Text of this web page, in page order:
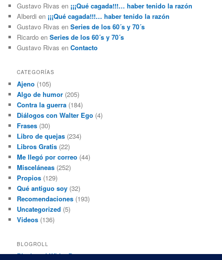
Gustavo Rivas en ¡¡¡Qué cagada!!!… haber tenido la razón
Alberdi en ¡¡¡Qué cagada!!!… haber tenido la razón
Gustavo Rivas enSeries de los 60´s y 70´s
Ricardo enSeries de los 60´s y 70´s
Gustavo Rivas enContacto
CATEGORÍAS
Ajeno (105)
Algo de humor (205)
Contra la guerra (184)
Diálogos con Walter Ego (4)
Frases (30)
Libro de quejas (234)
Libros Gratis (22)
Me llegó por correo (44)
Misceláneas (252)
Propios (129)
Qué antiguo soy (32)
Recomendaciones (193)
Uncategorized (5)
Videos (136)
BLOGROLL
Black and White Power